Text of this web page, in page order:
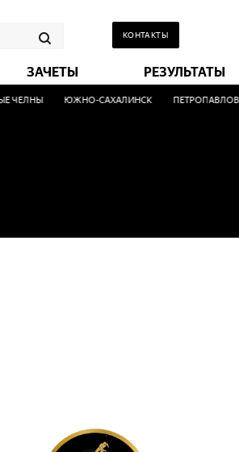
КОНТАКТЫ
ЗАЧЕТЫ РЕЗУЛЬТАТЫ
ЮЖНО-САХАЛИНСК